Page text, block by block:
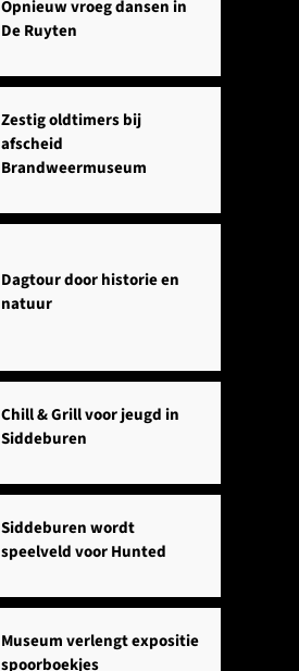
Opnieuw vroeg dansen in
De Ruyten
Zestig oldtimers bij
afscheid
Brandweermuseum
Dagtour door historie en
natuur
Chill & Grill voor jeugd in
Siddeburen
Siddeburen wordt
speelveld voor Hunted
Museum verlengt expositie
spoorboekjes